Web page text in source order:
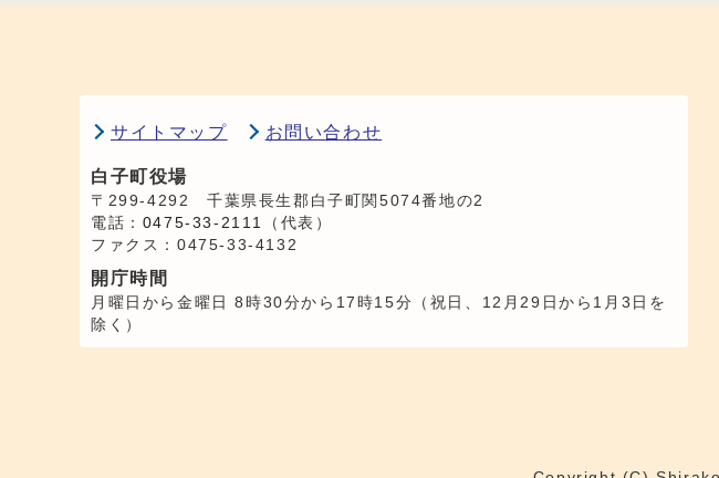
サイトマップ お問い合わせ
白子町役場
〒299-4292 千葉県長生郡白子町関5074番地の2
電話： 0475-33-2111
（代表）
ファクス：0475-33-4132
開庁時間
月曜日から金曜日 8時30分から17時15分（祝日、12月29日から1月3日を
除く）